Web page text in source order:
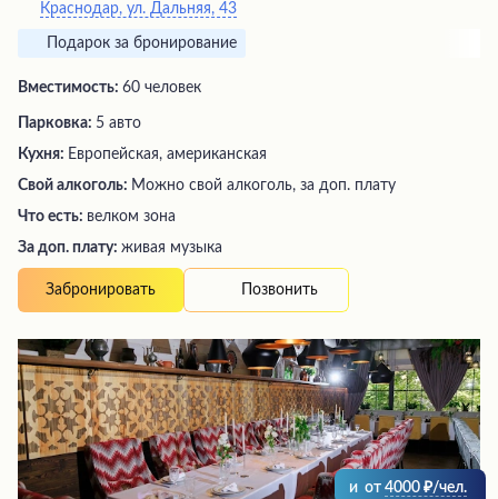
Краснодар, ул. Дальняя, 43
Подарок за бронирование
Вместимость: 60 человек
Парковка: 5 авто
Кухня: Европейская, американская
Свой алкоголь: Можно свой алкоголь, за доп. плату
Что есть: велком зона
За доп. плату: живая музыка
Забронировать Позвонить
и от 4000 /чел.